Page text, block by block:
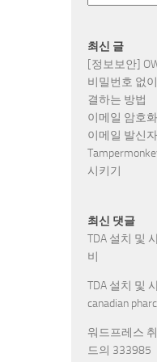
최신 글
[정보보안]
비밀번호 없
결하는 방법
이메일 암호
이메일 발신
시키기
최신 댓글
TDA 설치 및
비
TDA 설치 및
canadian
워드프레스
드의 333985